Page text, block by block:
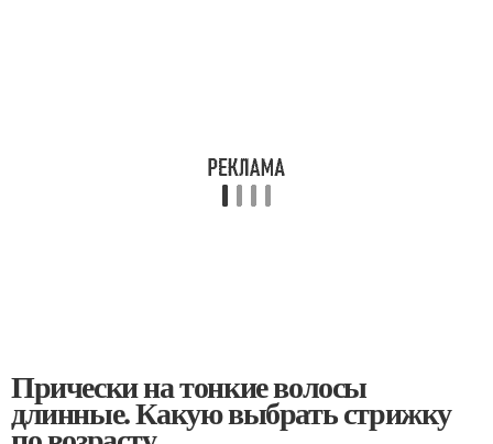
Прически на тонкие волосы
длинные. Какую выбрать стрижку